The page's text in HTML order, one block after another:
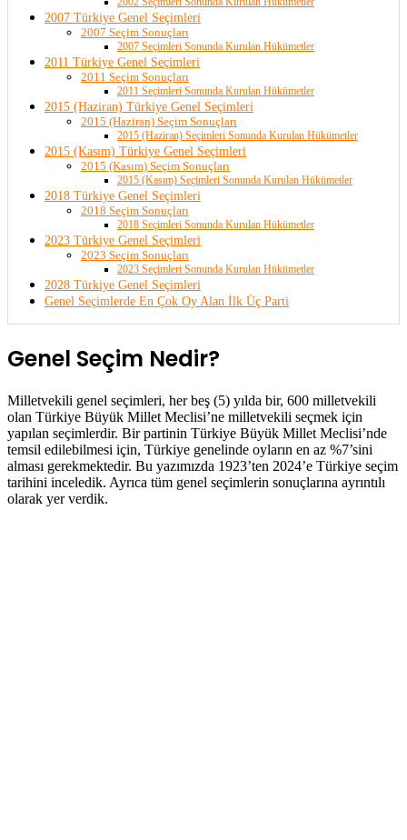
2007 Türkiye Genel Seçimleri
2007 Seçim Sonuçları
2007 Seçimleri Sonunda Kurulan Hükümetler
2011 Türkiye Genel Seçimleri
2011 Seçim Sonuçları
2011 Seçimleri Sonunda Kurulan Hükümetler
2015 (Haziran) Türkiye Genel Seçimleri
2015 (Haziran) Seçim Sonuçları
2015 (Haziran) Seçimleri Sonunda Kurulan Hükümetler
2015 (Kasım) Türkiye Genel Seçimleri
2015 (Kasım) Seçim Sonuçları
2015 (Kasım) Seçimleri Sonunda Kurulan Hükümetler
2018 Türkiye Genel Seçimleri
2018 Seçim Sonuçları
2018 Seçimleri Sonunda Kurulan Hükümetler
2023 Türkiye Genel Seçimleri
2023 Seçim Sonuçları
2023 Seçimleri Sonunda Kurulan Hükümetler
2028 Türkiye Genel Seçimleri
Genel Seçimlerde En Çok Oy Alan İlk Üç Parti
Genel Seçim Nedir?
Milletvekili genel seçimleri, her beş (5) yılda bir, 600 milletvekili
olan Türkiye Büyük Millet Meclisi’ne milletvekili seçmek için
yapılan seçimlerdir. Bir partinin Türkiye Büyük Millet Meclisi’nde
temsil edilebilmesi için, Türkiye genelinde oyların en az %7’sini
alması gerekmektedir. Bu yazımızda 1923’ten 2024’e Türkiye seçim
tarihini inceledik. Ayrıca tüm genel seçimlerin sonuçlarına ayrıntılı
olarak yer verdik.